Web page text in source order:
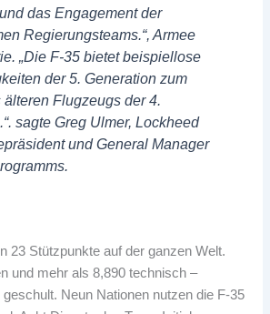
das Engagement der
Regierungsteams.“, Armee
„Die F-35 bietet beispiellose
der 5. Generation zum
Flugzeugs der 4.
sagte Greg Ulmer, Lockheed
und General Manager
23 Stützpunkte auf der ganzen Welt.
und mehr als 8,890 technisch –
Neun Nationen nutzen die F-35